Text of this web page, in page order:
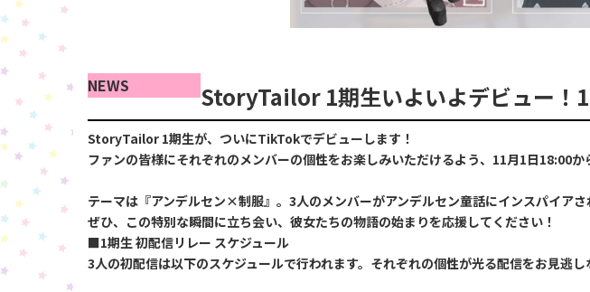
NEWS StoryTailor 1期生いよいよデビュー！
StoryTailor 1期生が、ついにTikTokでデビューします！
ファンの皆様にそれぞれのメンバーの個性をお楽しみいただけるよう、11月1日18:00か
テーマは『アンデルセン×制服』。3人のメンバーがアンデルセン童話にインスパイアさ
ぜひ、この特別な瞬間に立ち会い、彼女たちの物語の始まりを応援してください！
■1期生 初配信リレー スケジュール
3人の初配信は以下のスケジュールで行われます。それぞれの個性が光る配信をお見逃し